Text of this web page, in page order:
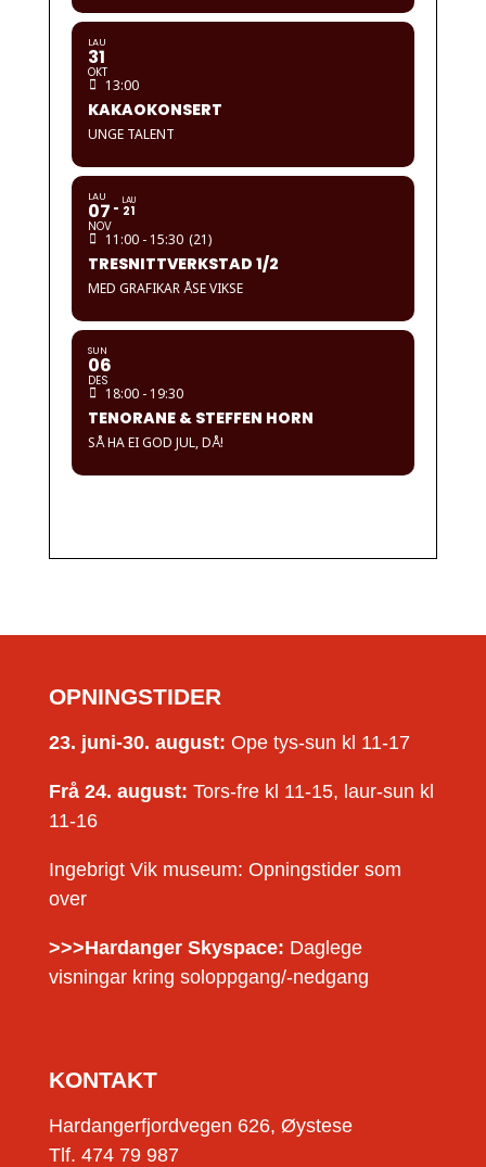
LAU
31
OKT
13:00
KAKAOKONSERT
UNGE TALENT
LAU
07
NOV
LAU
21
11:00 - 15:30 (21)
TRESNITTVERKSTAD 1/2
MED GRAFIKAR ÅSE VIKSE
SUN
06
DES
18:00 - 19:30
TENORANE & STEFFEN HORN
SÅ HA EI GOD JUL, DÅ!
OPNINGSTIDER
23. juni-30. august: Ope tys-sun kl 11-17
Frå 24. august: Tors-fre kl 11-15, laur-sun kl
11-16
Ingebrigt Vik museum: Opningstider som
over
>>>Hardanger Skyspace: Daglege
visningar kring soloppgang/-nedgang
KONTAKT
Hardangerfjordvegen 626, Øystese
Tlf. 474 79 987